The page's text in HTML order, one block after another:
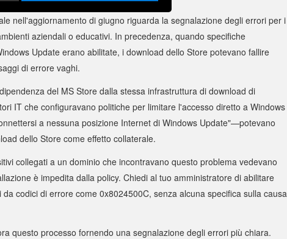
nell'aggiornamento di giugno riguarda la segnalazione degli errori per i
aziendali o educativi. In precedenza, quando specifiche
Update erano abilitate, i download dello Store potevano fallire
di errore vaghi.
del MS Store dalla stessa infrastruttura di download di
IT che configuravano politiche per limitare l'accesso diretto a Windows
a nessuna posizione Internet di Windows Update"—potevano
dello Store come effetto collaterale.
collegati a un dominio che incontravano questo problema vedevano
è impedita dalla policy. Chiedi al tuo amministratore di abilitare
codici di errore come 0x8024500C, senza alcuna specifica sulla causa
questo processo fornendo una segnalazione degli errori più chiara.